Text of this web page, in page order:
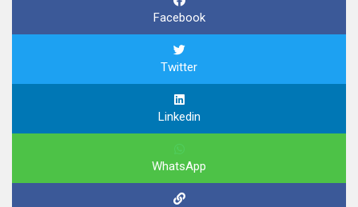
Facebook
Twitter
Linkedin
WhatsApp